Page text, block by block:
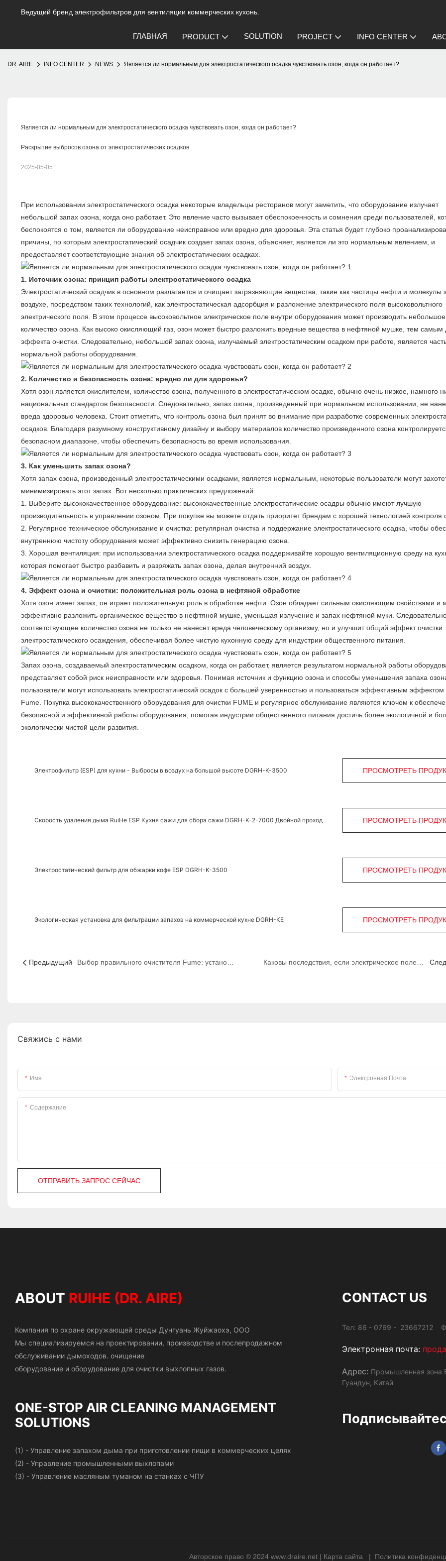
Ведущий бренд электрофильтров для вентиляции коммерческих кухонь.
ГЛАВНАЯ PRODUCT SOLUTION PROJECT INFO CENTER
DR. AIRE INFO CENTER NEWS Является ли нормальным для электростатического осадка чувствовать озон, когда он работает?
Является ли нормальным для электростатического осадка чувствовать озон, когда он работает?
Раскрытие выбросов озона от электростатических осадков
2025-05-05
При использовании электростатического осадка некоторые владельцы ресторанов могут заметить, что оборудование излучает
небольшой запах озона, когда оно работает. Это явление часто вызывает обеспокоенность и сомнения среди пользователей,
беспокоятся о том, является ли оборудование неисправное или вредно для здоровья. Эта статья будет глубоко
причины, по которым электростатический осадчик создает запах озона, объясняет, является ли это нормальным явлением, и
предоставляет соответствующие знания об электростатических осадках.
1. Источник озона: принцип работы электростатического осадка
Электростатический осадчик в основном разлагается и очищает загрязняющие вещества, такие как частицы нефти и молекулы
воздухе, посредством таких технологий, как электростатическая адсорбция и разложение электрического поля высоковольтного
электрического поля. В этом процессе высоковольтное электрическое поле внутри оборудования может производить небольшое
количество озона. Как высоко окисляющий газ, озон может быстро разложить вредные вещества в нефтяной мушке, тем самым
эффекта очистки. Следовательно, небольшой запах озона, излучаемый электростатическим осадком при работе, является
нормальной работы оборудования.
2. Количество и безопасность озона: вредно ли для здоровья?
Хотя озон является окислителем, количество озона, полученного в электростатическом осадке, обычно очень низкое, намного
национальных стандартов безопасности. Следовательно, запах озона, произведенный при нормальном использовании, не
вреда здоровью человека. Стоит отметить, что контроль озона был принят во внимание при разработке современных
осадков. Благодаря разумному конструктивному дизайну и выбору материалов количество произведенного озона
безопасном диапазоне, чтобы обеспечить безопасность во время использования.
3. Как уменьшить запах озона?
Хотя запах озона, произведенный электростатическими осадками, является нормальным, некоторые пользователи могут
минимизировать этот запах. Вот несколько практических предложений:
1. Выберите высококачественное оборудование: высококачественные электростатические осадры обычно имеют лучшую
производительность в управлении озоном. При покупке вы можете отдать приоритет брендам с хорошей технологией контроля
2. Регулярное техническое обслуживание и очистка: регулярная очистка и поддержание электростатического осадка, чтобы
внутреннюю чистоту оборудования может эффективно снизить генерацию озона.
3. Хорошая вентиляция: при использовании электростатического осадка поддерживайте хорошую вентиляционную среду на
которая помогает быстро разбавить и разряжать запах озона, делая внутренний воздух.
4. Эффект озона и очистки: положительная роль озона в нефтяной обработке
Хотя озон имеет запах, он играет положительную роль в обработке нефти. Озон обладает сильным окисляющим свойствами и
эффективно разложить органическое вещество в нефтяной мушке, уменьшая излучение и запах нефтяной муки.
соответствующее количество озона не только не нанесет вреда человеческому организму, но и улучшит общий эффект очистки
электростатического осаждения, обеспечивая более чистую кухонную среду для индустрии общественного питания.
Запах озона, создаваемый электростатическим осадком, когда он работает, является результатом нормальной работы
представляет собой риск неисправности или здоровья. Понимая источник и функцию озона и способы уменьшения запаха
пользователи могут использовать электростатический осадок с большей уверенностью и пользоваться эффективным эффектом
Fume. Покупка высококачественного оборудования для очистки FUME и регулярное обслуживание являются ключом к
безопасной и эффективной работы оборудования, помогая индустрии общественного питания достичь более экологичной и
экологически чистой цели развития.
Электрофильтр (ESP) для кухни - Выбросы в воздух на большой высоте DGRH-K-3500 ПРОСМОТРЕТЬ
Скорость удаления дыма RuiHe ESP Кухня сажи для сбора сажи DGRH-K-2-7000 Двойной проход ПРОСМОТРЕТЬ
Электростатический фильтр для обжарки кофе ESP DGRH-K-3500 ПРОСМОТРЕТЬ
Экологическая установка для фильтрации запахов на коммерческой кухне DGRH-KE ПРОСМОТРЕТЬ
Предыдущий Выбор правильного очистителя Fume: установка капюшона с электростатическим осадком является предпочтительным вариантом
Свяжись с нами
Имя Электронная Почта
Содержание
ОТПРАВИТЬ ЗАПРОС СЕЙЧАС
ABOUT RUIHE (DR. AIRE)
Компания по охране окружающей среды Дунгуань Жуйжаохэ, ООО
Мы специализируемся на проектировании, производстве и послепродажном
обслуживании дымоходов. очищение
оборудование и оборудование для очистки выхлопных газов.
ONE-STOP AIR CLEANING MANAGEMENT
SOLUTIONS
(1) - Управление запахом дыма при приготовлении пищи в коммерческих целях
(2) - Управление промышленными выхлопами
(3) - Управление масляным туманом на станках с ЧПУ
CONTACT US
Тел: 86 - 0769 - 23667212
Электронная почта:
Адрес: Промышленная зона
Гуандун, Китай
Авторское право © 2024 www.draire.net | Карта сайта | Политика